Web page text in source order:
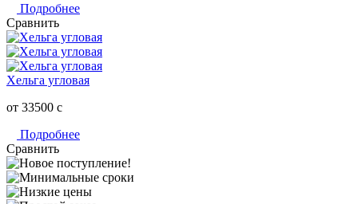
Подробнее
Сравнить
Хельга угловая
от 33500 c
Подробнее
Сравнить